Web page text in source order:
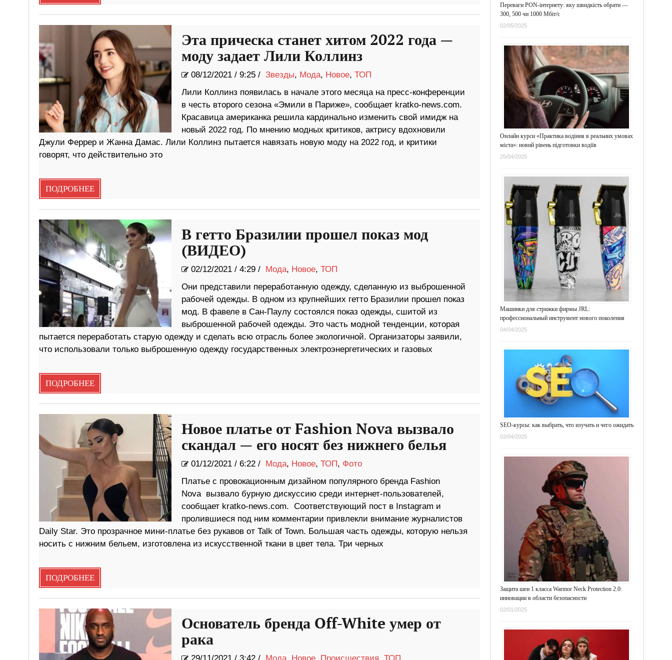
Эта прическа станет хитом 2022 года —
моду задает Лили Коллинз
08/12/2021/ 9:25 / Звезды, Мода, Новое, ТОП
Лили Коллинз появилась в начале этого месяца на пресс-конференции
в честь второго сезона «Эмили в Париже», сообщает kratko-news.com.
Красавица американка решила кардинально изменить свой имидж на
новый 2022 год. По мнению модных критиков, актрису вдохновили
Джули Феррер и Жанна Дамас. Лили Коллинз пытается навязать новую моду на 2022 год, и критики
говорят, что действительно это
ПОДРОБНЕЕ
В гетто Бразилии прошел показ мод
(ВИДЕО)
02/12/2021/ 4:29 / Мода, Новое, ТОП
Они представили переработанную одежду, сделанную из выброшенной
рабочей одежды. В одном из крупнейших гетто Бразилии прошел показ
мод. В фавеле в Сан-Паулу состоялся показ одежды, сшитой из
выброшенной рабочей одежды. Это часть модной тенденции, которая
пытается переработать старую одежду и сделать всю отрасль более экологичной. Организаторы заявили,
что использовали только выброшенную одежду государственных электроэнергетических и газовых
ПОДРОБНЕЕ
Новое платье от Fashion Nova вызвало
скандал — его носят без нижнего белья
01/12/2021/ 6:22 / Мода, Новое, ТОП, Фото
Платье с провокационным дизайном популярного бренда Fashion
Nova вызвало бурную дискуссию среди интернет-пользователей,
сообщает kratko-news.com. Соответствующий пост в Instagram и
пролившиеся под ним комментарии привлекли внимание журналистов
Daily Star. Это прозрачное мини-платье без рукавов от Talk of Town. Большая часть одежды, которую нельзя
носить с нижним бельем, изготовлена ​​из искусственной ткани в цвет тела. Три черных
ПОДРОБНЕЕ
Основатель бренда Off-White умер от
рака
Переваги PON-інтернету: яку швидкість обрати —
300, 500 чи 1000 Мбіт/с
02/05/2025
Онлайн курси «Практика водіння в реальних умовах
міста»: новий рівень підготовки водіїв
25/04/2025
Машинки для стрижки фирмы JRL:
профессиональный инструмент нового поколения
04/04/2025
SEO-курсы: как выбрать, что изучать и чего ожидать
02/04/2025
Защита шеи 1 класса Warmor Neck Protection 2.0:
инновации в области безопасности
02/01/2025